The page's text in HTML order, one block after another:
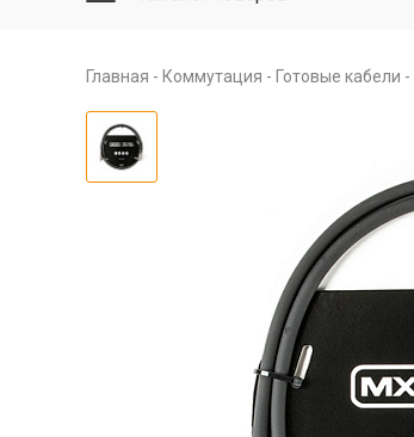
Главная Коммутация Готовые кабели